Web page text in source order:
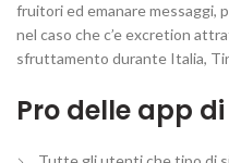
fruitori ed emanare messaggi,
nel caso che c’e excretion
sfruttamento durante Italia,
Pro delle app